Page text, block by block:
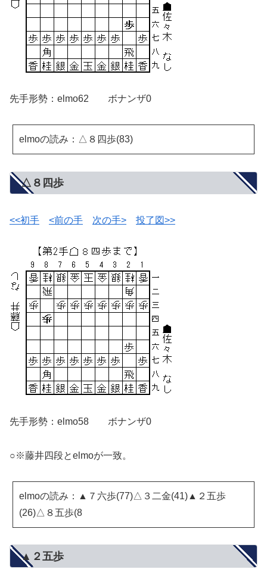
先手形勢：elmo62 ボナンザ0
elmoの読み：△８四歩(83)
△８四歩
<<初手 <前の手 次の手> 投了図>>
先手形勢：elmo58 ボナンザ0
○※藤井四段とelmoが一致。
elmoの読み：▲７六歩(77)△３二金(41)▲２五歩
(26)△８五歩(8
▲２五歩